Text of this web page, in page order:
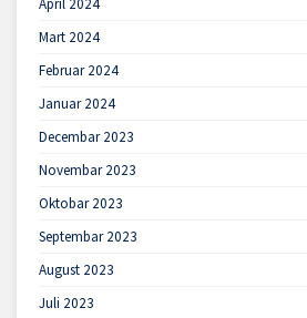
April 2024
Mart 2024
Februar 2024
Januar 2024
Decembar 2023
Novembar 2023
Oktobar 2023
Septembar 2023
August 2023
Juli 2023